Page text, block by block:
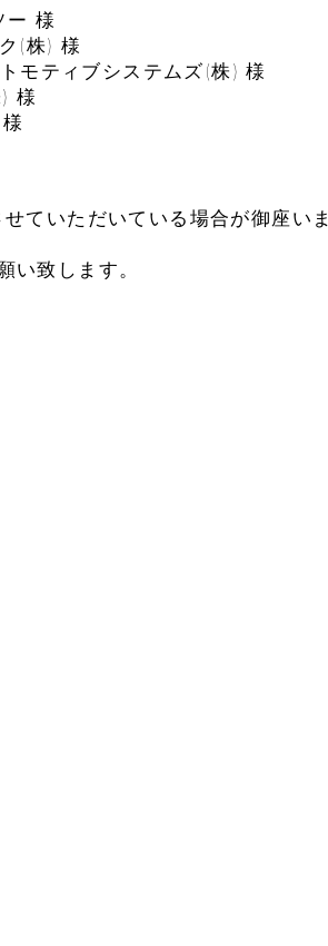
様
) 様
ティブシステムズ(株) 様
様
ていただいている場合が御座いま
致します。